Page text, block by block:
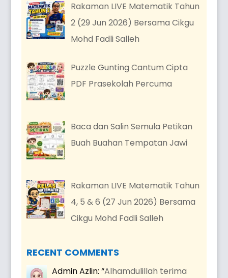
Rakaman LIVE Matematik Tahun
2 (29 Jun 2026) Bersama Cikgu
Mohd Fadli Salleh
Puzzle Gunting Cantum Cipta
PDF Prasekolah Percuma
Baca dan Salin Semula Petikan
Buah Buahan Tempatan Jawi
Rakaman LIVE Matematik Tahun
4, 5 & 6 (27 Jun 2026) Bersama
Cikgu Mohd Fadli Salleh
RECENT COMMENTS
Admin Azlin: “Alhamdulillah terima